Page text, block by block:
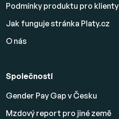
Podmínky produktu pro klienty
Jak funguje stránka Platy.cz
O nás
Společnosti
Gender Pay Gap v Česku
Mzdový report pro jiné země